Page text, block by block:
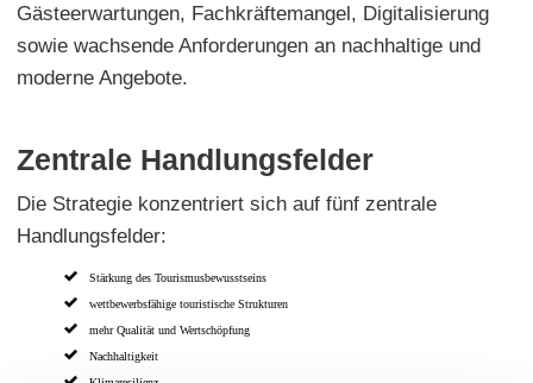
Gästeerwartungen, Fachkräftemangel, Digitalisierung
sowie wachsende Anforderungen an nachhaltige und
moderne Angebote.
Zentrale Handlungsfelder
Die Strategie konzentriert sich auf fünf zentrale
Handlungsfelder:
Stärkung des Tourismusbewusstseins
wettbewerbsfähige touristische Strukturen
mehr Qualität und Wertschöpfung
Nachhaltigkeit